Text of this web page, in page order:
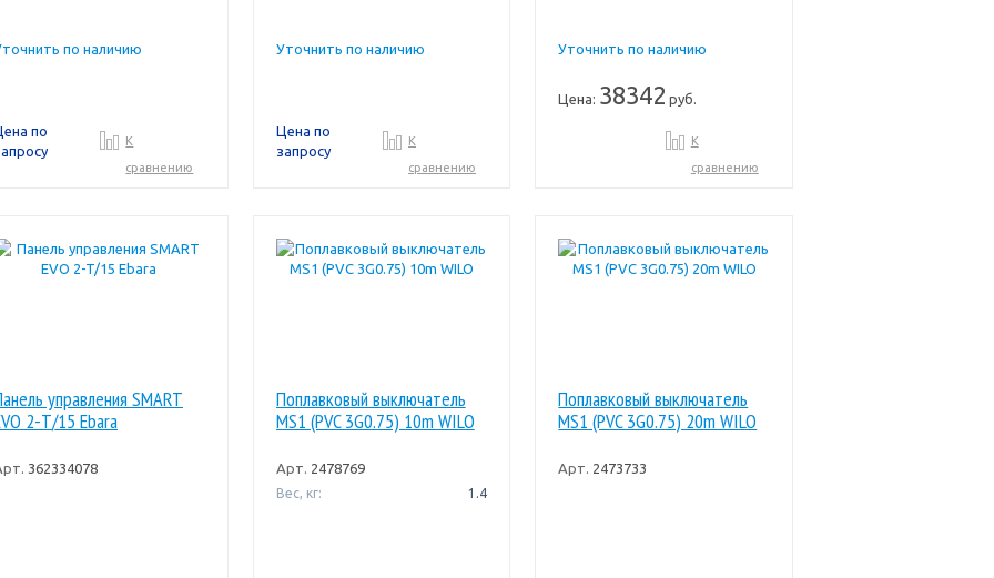
по наличию
по
К
сравнению
Уточнить по наличию
Цена по
запросу
К
сравнению
Уточнить по наличию
Цена: 38342 руб.
К
сравнению
управления SMART
2-T/15 Ebara
362334078
Поплавковый выключатель
MS1 (PVC 3G0.75) 10m WILO
Арт. 2478769
Вес, кг: 1.4
Поплавковый выключатель
MS1 (PVC 3G0.75) 20m WILO
Арт. 2473733